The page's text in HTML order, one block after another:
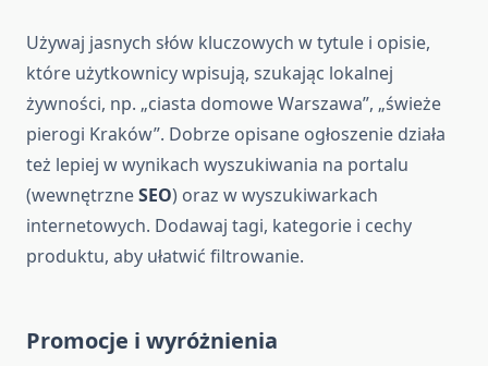
Używaj jasnych słów kluczowych w tytule i opisie,
które użytkownicy wpisują, szukając lokalnej
żywności, np. „ciasta domowe Warszawa”, „świeże
pierogi Kraków”. Dobrze opisane ogłoszenie działa
też lepiej w wynikach wyszukiwania na portalu
(wewnętrzneSEO) oraz w wyszukiwarkach
internetowych. Dodawaj tagi, kategorie i cechy
produktu, aby ułatwić filtrowanie.
Promocje i wyróżnienia